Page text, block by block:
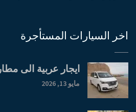
اخر السيارات المستأجرة
ايجار عربية الى
مايو 13, 2026